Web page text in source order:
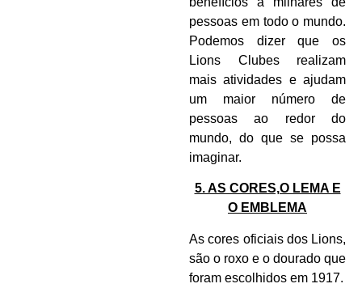
pessoas em todo o mundo.
Podemos dizer que os
Lions Clubes realizam
mais atividades e ajudam
um maior número de
pessoas ao redor do
mundo, do que se possa
imaginar.
5. AS CORES,O LEMA E
O EMBLEMA
As cores oficiais dos Lions,
são o roxo e o dourado que
foram escolhidos em 1917.